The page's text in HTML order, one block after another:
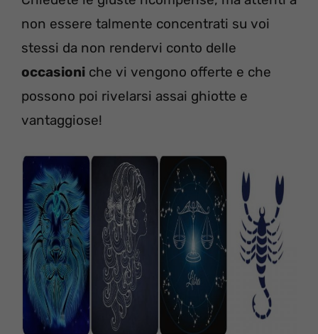
non essere talmente concentrati su voi
stessi da non rendervi conto delle
occasioni che vi vengono offerte e che
possono poi rivelarsi assai ghiotte e
vantaggiose!